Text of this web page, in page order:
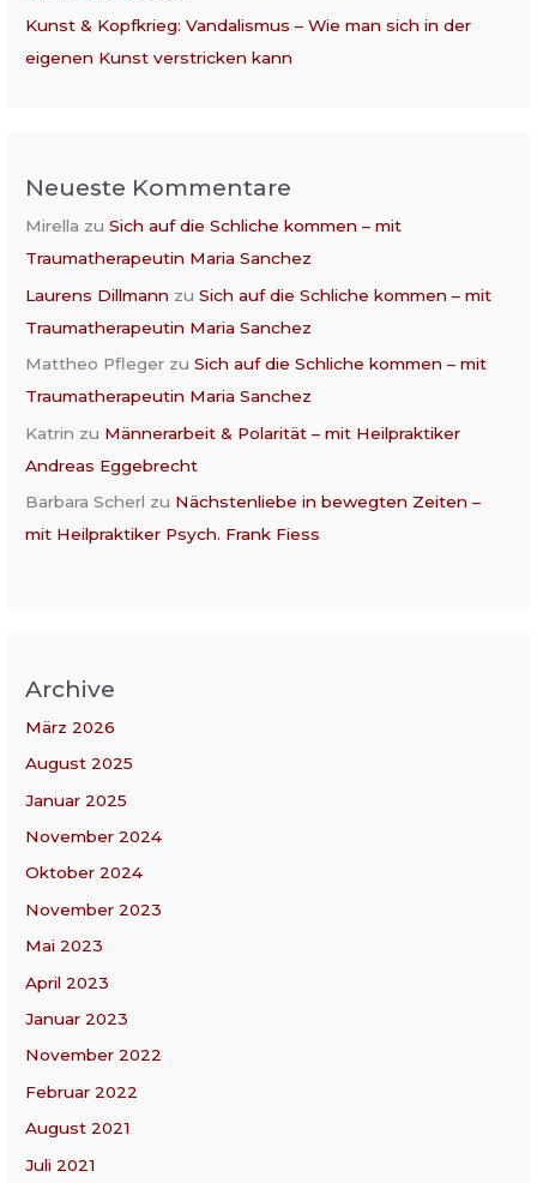
Kunst & Kopfkrieg: Vandalismus – Wie man sich in der
eigenen Kunst verstricken kann
Neueste Kommentare
Mirella zuSich auf die Schliche kommen – mit
Traumatherapeutin Maria Sanchez
Laurens Dillmann zuSich auf die Schliche kommen – mit
Traumatherapeutin Maria Sanchez
Mattheo Pfleger zuSich auf die Schliche kommen – mit
Traumatherapeutin Maria Sanchez
Katrin zu Männerarbeit & Polarität – mit Heilpraktiker
Andreas Eggebrecht
Barbara Scherl zu Nächstenliebe in bewegten Zeiten –
mit Heilpraktiker Psych. Frank Fiess
Archive
März 2026
August 2025
Januar 2025
November 2024
Oktober 2024
November 2023
Mai 2023
April 2023
Januar 2023
November 2022
Februar 2022
August 2021
Juli 2021